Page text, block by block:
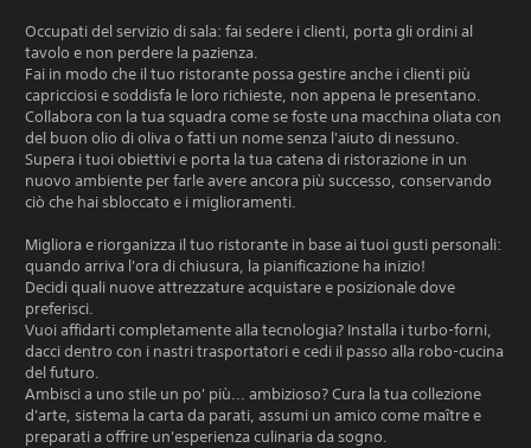
Occupati del servizio di sala: fai sedere i clienti, porta gli ordini al
tavolo e non perdere la pazienza.
Fai in modo che il tuo ristorante possa gestire anche i clienti più
capricciosi e soddisfa le loro richieste, non appena le presentano.
Collabora con la tua squadra come se foste una macchina oliata con
del buon olio di oliva o fatti un nome senza l'aiuto di nessuno.
Supera i tuoi obiettivi e porta la tua catena di ristorazione in un
nuovo ambiente per farle avere ancora più successo, conservando
ciò che hai sbloccato e i miglioramenti.
Migliora e riorganizza il tuo ristorante in base ai tuoi gusti personali:
quando arriva l'ora di chiusura, la pianificazione ha inizio!
Decidi quali nuove attrezzature acquistare e posizionale dove
preferisci.
Vuoi affidarti completamente alla tecnologia? Installa i turbo-forni,
dacci dentro con i nastri trasportatori e cedi il passo alla robo-cucina
del futuro.
Ambisci a uno stile un po' più... ambizioso? Cura la tua collezione
d'arte, sistema la carta da parati, assumi un amico come maître e
preparati a offrire un'esperienza culinaria da sogno.